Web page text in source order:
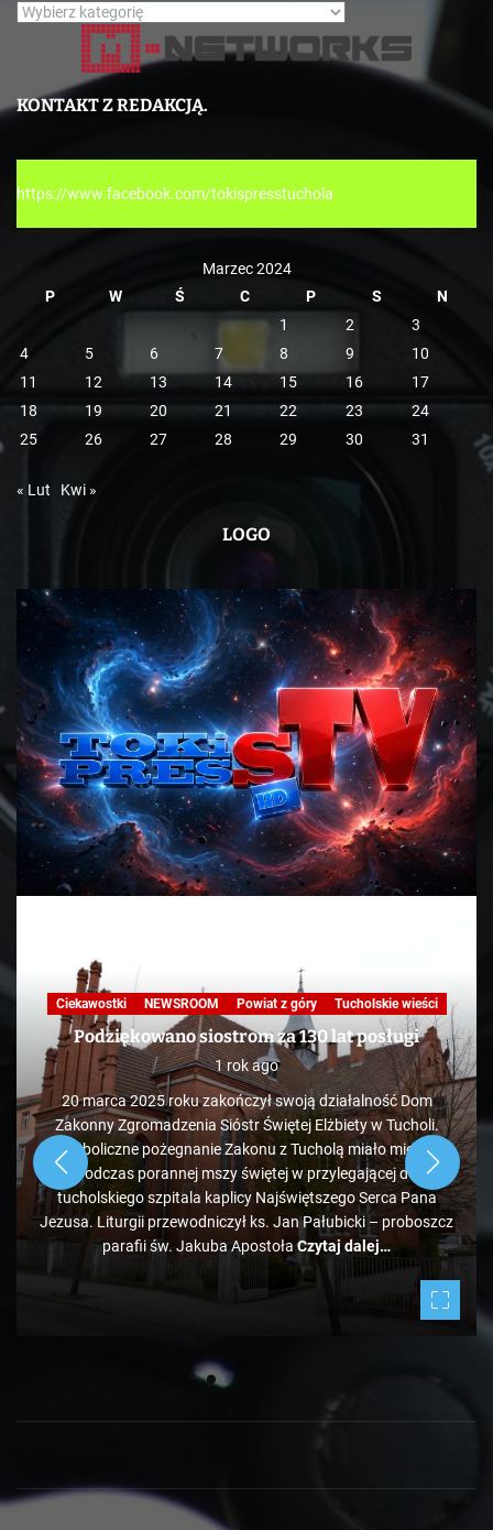
K
e
i
e
KONTAKT Z REDAKCJĄ.
tokispresstuchola
Marzec 2024
P
W Ś C P S
N
1
2
3
4
5 6 7 8 9
10
11
12 13 14 15 16
17
18
19 20 21 22 23
24
25
26 27 28 29 30 31
« Lut Kwi »
LOGO
Nasza praca NEWSROOM Powiat z góry
Skandale
Telewizja
Tucholskie wieści TV
KAWA Z TOKiS-em w 100 sekund. „Ekologiczne”
wysypisko śmieci pod Bladowem?
1 rok ago
Zdaje się, że pozycja tucholskiego wysypiska śmieci
administrowanego przez PK jest mocno zagrożona, bo tuż
obok ale od strony Chojnic, przed Bladowem, powstało
drugie, darmowe. Jeżeli zapełniać się będzie w takim tempie,
to może być ciekawie.